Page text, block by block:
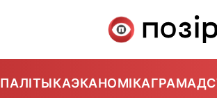
ПАЛІТЫКАЭКАНОМІКА